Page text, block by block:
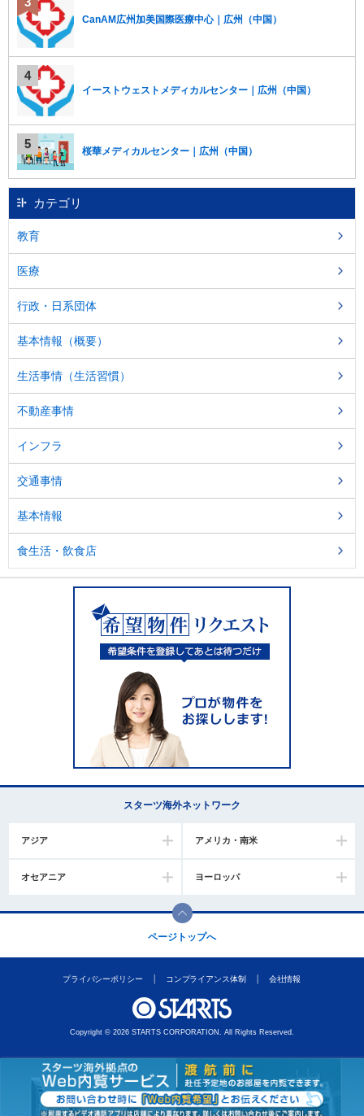
す
CanAM広州加美国際医療中心｜広州（中国）
イーストウェストメディカルセンター｜広州（中国）
桜華メディカルセンター｜広州（中国）
カテゴリ
教育
医療
行政・日系団体
基本情報（概要）
生活事情（生活習慣）
不動産事情
インフラ
交通事情
基本情報
食生活・飲食店
スターツ海外ネットワーク
アジア アメリカ・南米
オセアニア ヨーロッパ
ページトップへ
プライバシーポリシー コンプライアンス体制 会社情報
Copyright © 2026 STARTS CORPORATION. All Rights Reserved.